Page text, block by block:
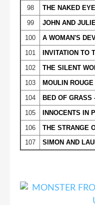
98
THE NAKED
99
JOHN AND
100
A WOMAN'S
101
INVITATION
102
THE SILENT
103
MOULIN
104
BED OF
105
INNOCENTS IN
106
THE STRANGE
107
SIMON AND